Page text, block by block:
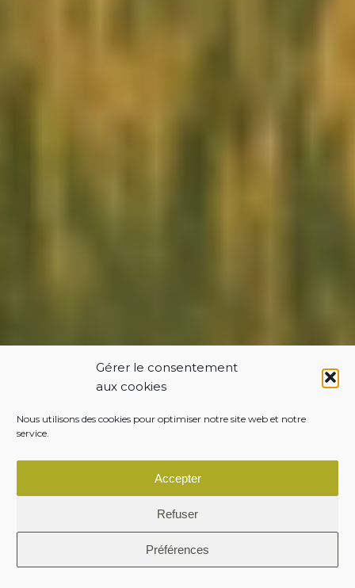
Gérer le consentement
aux cookies
Nous utilisons des cookies pour optimiser notre site web et notre
service.
Accepter
Refuser
Préférences
TP AgricultureTerritoiresMenu